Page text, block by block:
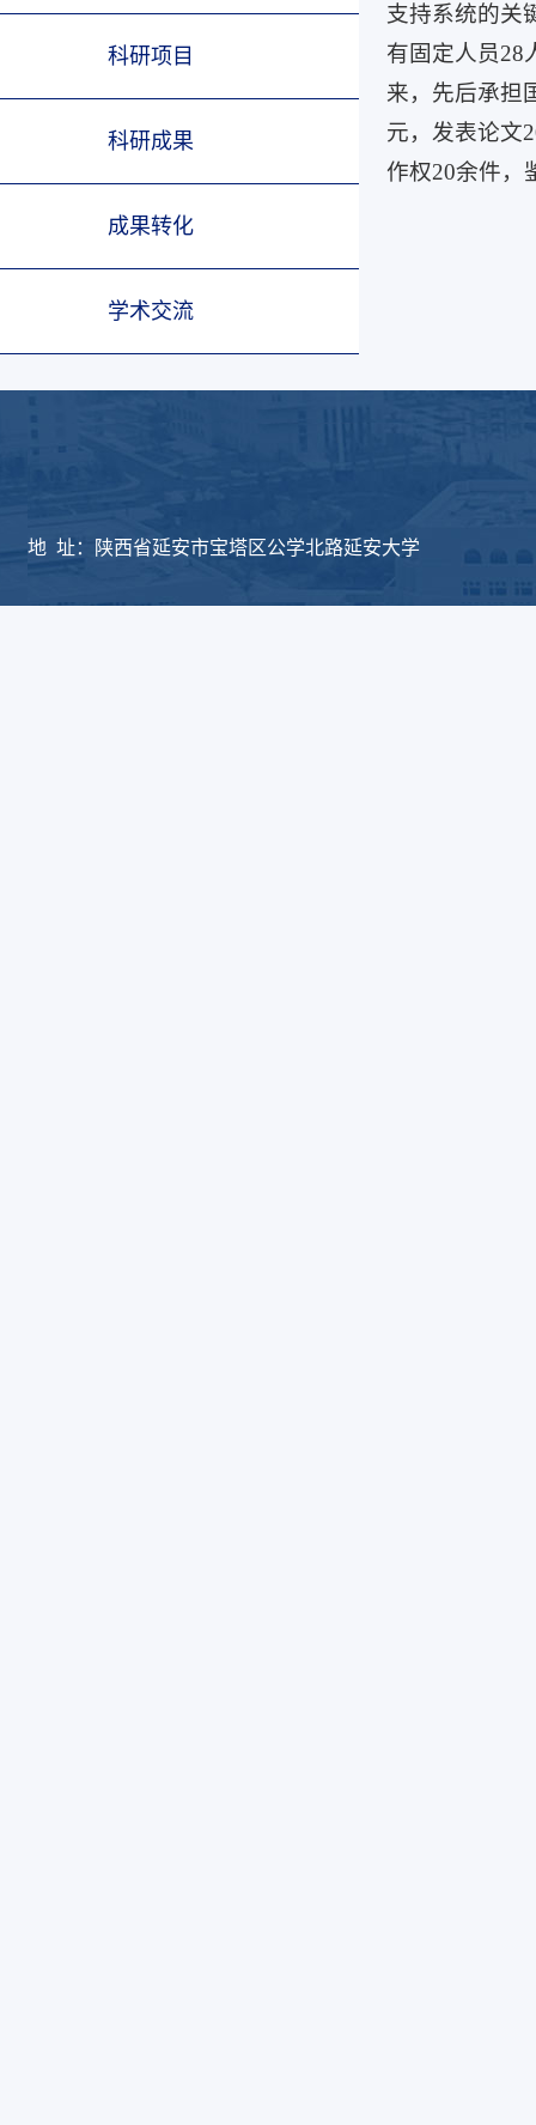
科研项目
科研成果
成果转化
学术交流
支持系统的关
有固定人员28
来，先后承担
元，发表论文
作权20余件，
地 址：陕西省延安市宝塔区公学北路延安大学